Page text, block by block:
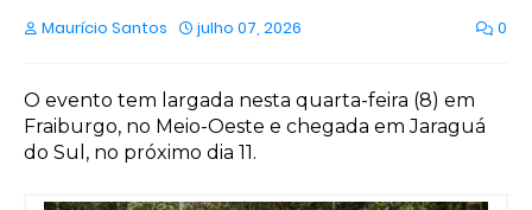
Maurício Santos julho 07, 2026 0
O evento tem largada nesta quarta-feira (8) em
Fraiburgo, no Meio-Oeste e chegada em Jaraguá
do Sul, no próximo dia 11.